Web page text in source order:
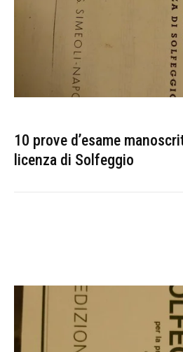
10 prove d’esame
licenza di Solfeggio